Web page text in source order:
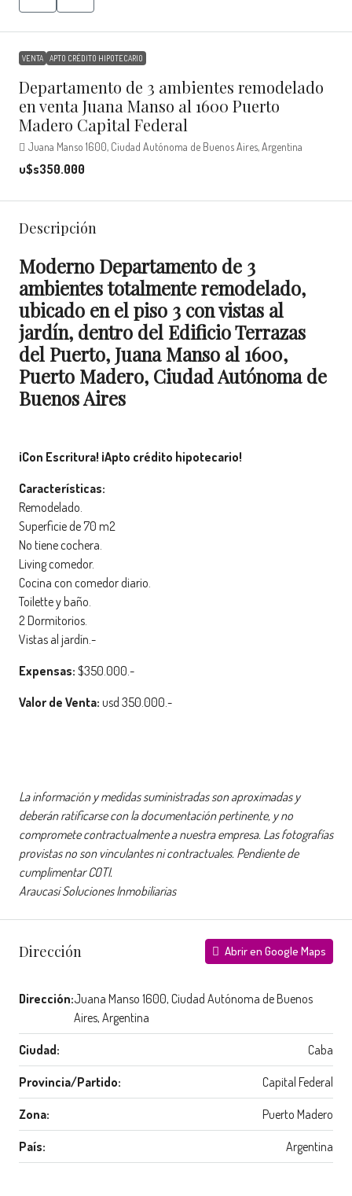
VENTA APTO CRÉDITO HIPOTECARIO
Departamento de 3 ambientes remodelado
en venta Juana Manso al 1600 Puerto
Madero Capital Federal
Juana Manso 1600, Ciudad Autónoma de Buenos Aires, Argentina
u$s350.000
Descripción
Moderno Departamento de 3
ambientes totalmente remodelado,
ubicado en el piso 3 con vistas al
jardín, dentro del Edificio Terrazas
del Puerto, Juana Manso al 1600,
Puerto Madero, Ciudad Autónoma de
Buenos Aires
¡Con Escritura! ¡Apto crédito hipotecario!
Características:
Remodelado.
Superficie de 70 m2
No tiene cochera.
Living comedor.
Cocina con comedor diario.
Toilette y baño.
2 Dormitorios.
Vistas al jardín.-
Expensas: $350.000.-
Valor de Venta: usd 350.000.-
La información y medidas suministradas son aproximadas y
deberán ratificarse con la documentación pertinente, y no
compromete contractualmente a nuestra empresa. Las fotografías
provistas no son vinculantes ni contractuales. Pendiente de
cumplimentar COTI.
Araucasi Soluciones Inmobiliarias
Dirección Abrir en Google Maps
Dirección:Juana Manso 1600, Ciudad Autónoma de Buenos
Aires, Argentina
Ciudad: Caba
Provincia/Partido: Capital Federal
Zona: Puerto Madero
País: Argentina